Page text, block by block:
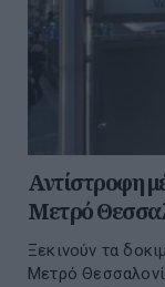
Αντίστροφη
Μετρό
Ξεκινούν τα
Μετρό